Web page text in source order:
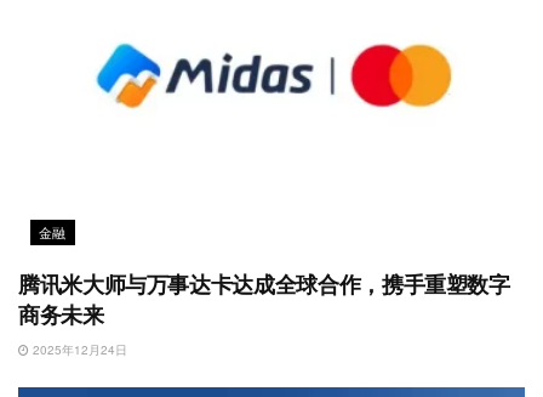
金融
腾讯米大师与万事达卡达成全球合作，携手重塑数字
商务未来
2025年12月24日